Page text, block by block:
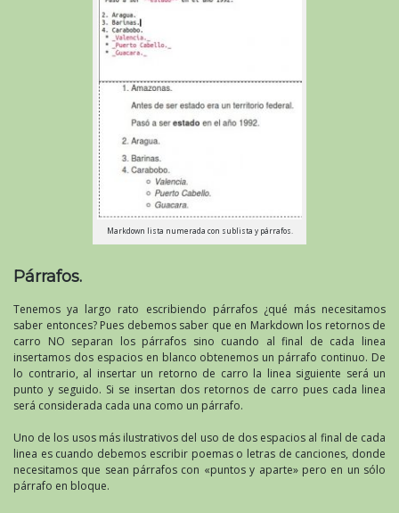
Markdown lista numerada con sublista y párrafos.
Párrafos.
Tenemos ya largo rato escribiendo párrafos ¿qué más necesitamos
saber entonces? Pues debemos saber que en Markdown los retornos de
carro NO separan los párrafos sino cuando al final de cada linea
insertamos dos espacios en blanco obtenemos un párrafo continuo. De
lo contrario, al insertar un retorno de carro la linea siguiente será un
punto y seguido. Si se insertan dos retornos de carro pues cada linea
será considerada cada una como un párrafo.
Uno de los usos más ilustrativos del uso de dos espacios al final de cada
linea es cuando debemos escribir poemas o letras de canciones, donde
necesitamos que sean párrafos con «puntos y aparte» pero en un sólo
párrafo en bloque.